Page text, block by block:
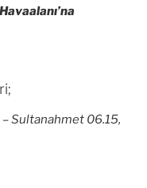
Sultanahmet 06.15,